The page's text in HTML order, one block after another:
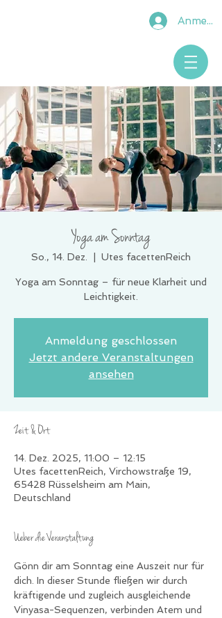
Anmelden
Yoga am Sonntag
So., 14. Dez. Utes facettenReich
Yoga am Sonntag – für neue Klarheit und
Leichtigkeit.
Anmeldung geschlossen
Jetzt andere Veranstaltungen
ansehen
Zeit & Ort
14. Dez. 2025, 11:00 – 12:15
Utes facettenReich, Virchowstraße 19,
65428 Rüsselsheim am Main,
Deutschland
Ueber die Veranstaltung
Gönn dir am Sonntag eine Auszeit nur für
dich. In dieser Stunde fließen wir durch
kräftigende und zugleich ausgleichende
Vinyasa-Sequenzen, verbinden Atem und